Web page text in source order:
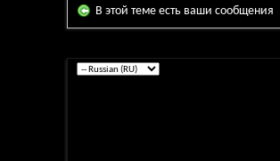
В этой теме есть ваши сообщения